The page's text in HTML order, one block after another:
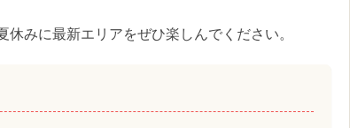
みに最新エリアをぜひ楽しんでください。